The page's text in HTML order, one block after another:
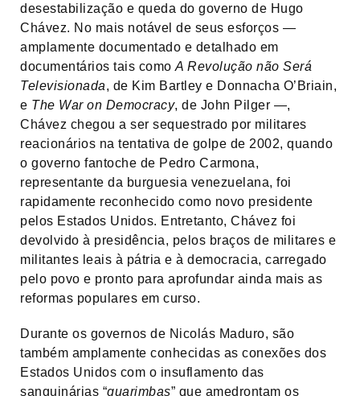
desestabilização e queda do governo de Hugo
Chávez. No mais notável de seus esforços —
amplamente documentado e detalhado em
documentários tais como A Revolução não Será
Televisionada, de Kim Bartley e Donnacha O’Briain,
e The War on Democracy, de John Pilger —,
Chávez chegou a ser sequestrado por militares
reacionários na tentativa de golpe de 2002, quando
o governo fantoche de Pedro Carmona,
representante da burguesia venezuelana, foi
rapidamente reconhecido como novo presidente
pelos Estados Unidos. Entretanto, Chávez foi
devolvido à presidência, pelos braços de militares e
militantes leais à pátria e à democracia, carregado
pelo povo e pronto para aprofundar ainda mais as
reformas populares em curso.
Durante os governos de Nicolás Maduro, são
também amplamente conhecidas as conexões dos
Estados Unidos com o insuflamento das
sanguinárias “guarimbas” que amedrontam os